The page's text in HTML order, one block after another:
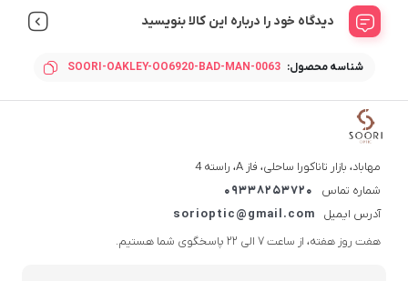
دیدگاه خود را درباره این کالا بنویسید
شناسه محصول: SOORI-OAKLEY-OO6920-BAD-MAN-0063
مهاباد، بازار تاناکورا ساحلی، فاز A، راسته 4
شماره تماس
09338253720
آدرس ایمیل
sorioptic@gmail.com
هفت روز هفته، از ساعت 7 الی 22 پاسخگوی شما هستیم.